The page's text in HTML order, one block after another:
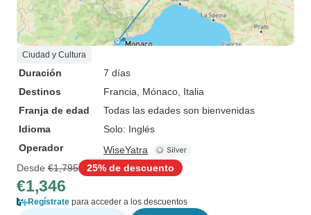
Ciudad y Cultura
Duración
7 días
Destinos
Francia , Mónaco , Italia
Franja de edad
Todas las edades son bienvenidas
Idioma
Solo: Inglés
Operador
WiseYatra
Desde €1,795 25% de descuento
€1,346
Regístrate para acceder a los descuentos